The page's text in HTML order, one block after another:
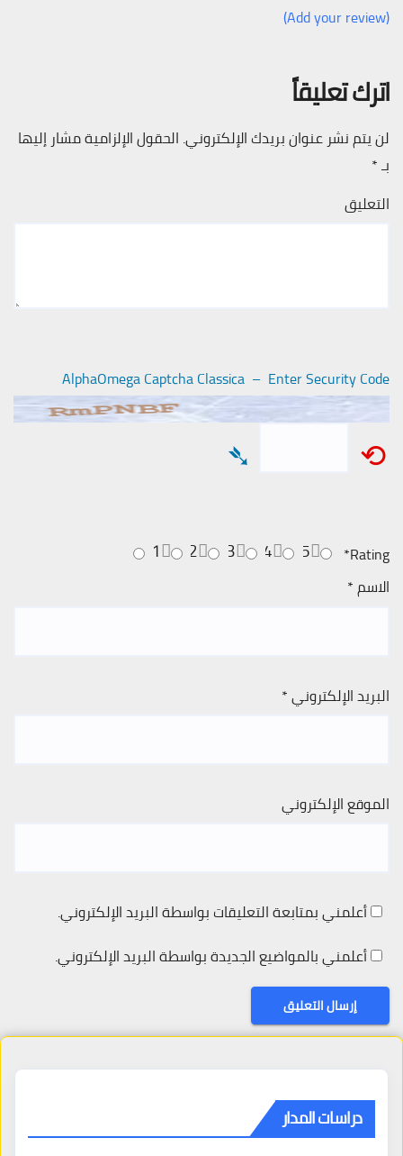
(Add your review)
اترك تعليقاً
لن يتم نشر عنوان بريدك الإلكتروني. الحقول الإلزامية مشار إليها
بـ*
التعليق
AlphaOmega Captcha Classica – Enter Security Code
⟲
➴
Rating
*
5
4
3
2
1
الاسم*
البريد الإلكتروني*
الموقع الإلكتروني
أعلمني بمتابعة التعليقات بواسطة البريد الإلكتروني.
أعلمني بالمواضيع الجديدة بواسطة البريد الإلكتروني.
دراسات المدار